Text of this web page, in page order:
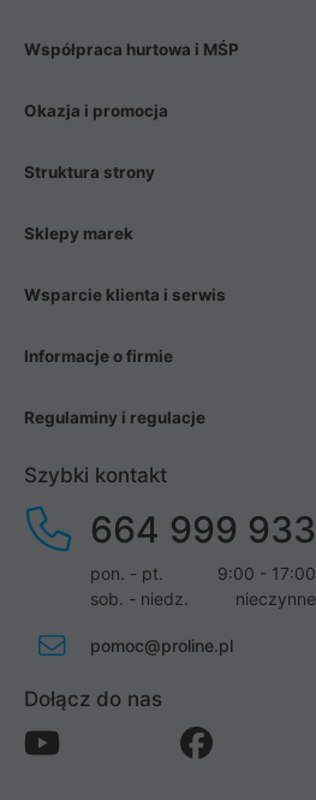
Współpraca hurtowa i MŚP
Okazja i promocja
Struktura strony
Sklepy marek
Wsparcie klienta i serwis
Informacje o firmie
Regulaminy i regulacje
Szybki kontakt
664 999 933
pon. - pt.
9:00 - 17:00
sob. - niedz.
nieczynne
pomoc@proline.pl
Dołącz do nas